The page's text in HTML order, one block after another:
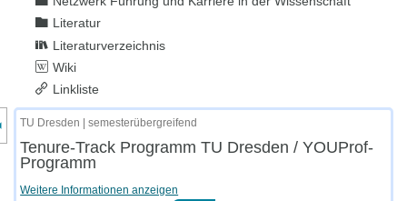
Literatur
Literaturverzeichnis
Wiki
Linkliste
des Kursmenüs
TU Dresden | semesterübergreifend
Tenure-Track Programm TU Dresden / YOUProf-
Programm
Weitere Informationen anzeigen